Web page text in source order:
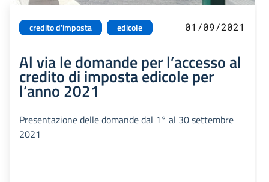
credito d'imposta edicole 01/09/2021
Al via le domande per l’accesso al
credito di imposta edicole per
l’anno 2021
Presentazione delle domande dal 1° al 30 settembre
2021